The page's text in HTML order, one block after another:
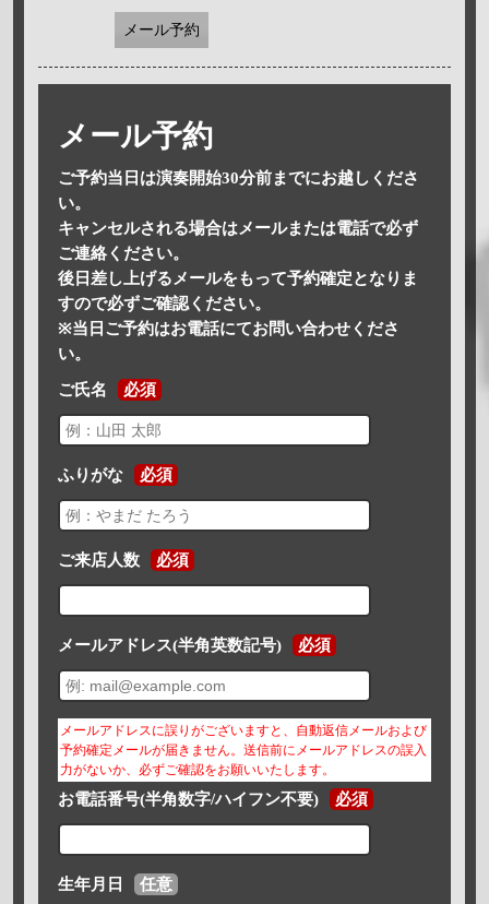
メール予約
メール予約
ご予約当日は演奏開始30分前までにお越しくださ
い。
キャンセルされる場合はメールまたは電話で必ず
ご連絡ください。
後日差し上げるメールをもって予約確定となりま
すので必ずご確認ください。
※当日ご予約はお電話にてお問い合わせくださ
い。
ご氏名 必須
ふりがな 必須
ご来店人数 必須
メールアドレス(半角英数記号) 必須
メールアドレスに誤りがございますと、自動返信メールおよび
予約確定メールが届きません。送信前にメールアドレスの誤入
力がないか、必ずご確認をお願いいたします。
お電話番号(半角数字/ハイフン不要) 必須
生年月日 任意